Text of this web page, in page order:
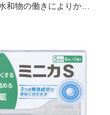
和物の働きによりかた
いやすい長さのノズルで
時に薬液がもれて手を
ありません